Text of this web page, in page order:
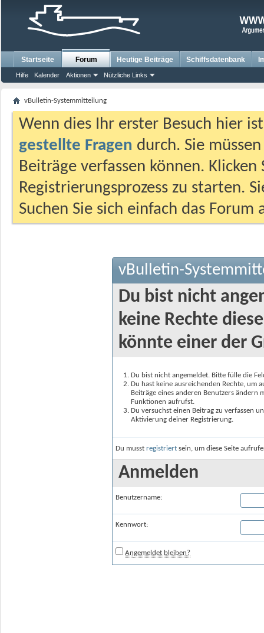
Startseite Forum
Hilfe Kalender Aktionen Nützliche Links
Heutige Beiträge Schiffsdatenbank
vBulletin-Systemmitteilung
Wenn dies Ihr erster Besuch hier
gestellte Fragen durch. Sie
Beiträge verfassen können.
Registrierungsprozess zu starten.
Suchen Sie sich einfach das
vBulletin-
Du bist nicht
keine Rechte
könnte einer der
Du bist nicht angemeldet. Bitte fülle die
Du hast keine ausreichenden Rechte, um
Beiträge eines anderen Benutzers
Funktionen aufrufst.
Du versuchst einen Beitrag zu verfassen
Aktivierung deiner Registrierung.
Du musst registriert sein, um diese Seite
Anmelden
Benutzername:
Kennwort:
Angemeldet bleiben?